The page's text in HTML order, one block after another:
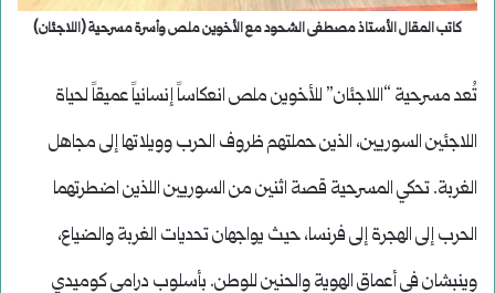
كاتب المقال الأستاذ مصطفى الشحود مع الأخوين ملص وأسرة مسرحية (اللاجئان)
تُعد مسرحية “اللاجئان” للأخوين ملص انعكاساً إنسانياً عميقاً لحياة
اللاجئين السوريين، الذين حملتهم ظروف الحرب وويلاتها إلى مجاهل
الغربة. تحكي المسرحية قصة اثنين من السوريين اللذين اضطرتهما
الحرب إلى الهجرة إلى فرنسا، حيث يواجهان تحديات الغربة والضياع،
وينبشان في أعماق الهوية والحنين للوطن. بأسلوب درامي كوميدي